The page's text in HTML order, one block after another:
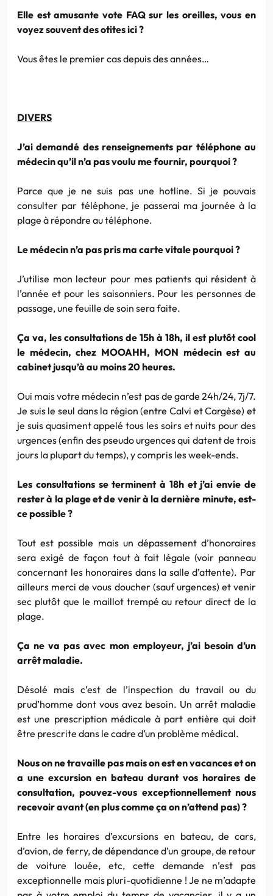
Elle est amusante vote FAQ sur les oreilles, vous en
voyez souvent des otites ici ?
Vous êtes le premier cas depuis des années…
DIVERS
J’ai demandé des renseignements par téléphone au
médecin qu’il n’a pas voulu me fournir, pourquoi ?
Parce que je ne suis pas une hotline. Si je pouvais
consulter par téléphone, je passerai ma journée à la
plage à répondre au téléphone.
Le médecin n’a pas pris ma carte vitale pourquoi ?
J’utilise mon lecteur pour mes patients qui résident à
l’année et pour les saisonniers. Pour les personnes de
passage, une feuille de soin sera faite.
Ça va, les consultations de 15h à 18h, il est plutôt cool
le médecin, chez MOOAHH, MON médecin est au
cabinet jusqu’à au moins 20 heures.
Oui mais votre médecin n’est pas de garde 24h/24, 7j/7.
Je suis le seul dans la région (entre Calvi et Cargèse) et
je suis quasiment appelé tous les soirs et nuits pour des
urgences (enfin des pseudo urgences qui datent de trois
jours la plupart du temps), y compris les week-ends.
Les consultations se terminent à 18h et j’ai envie de
rester à la plage et de venir à la dernière minute, est-
ce possible ?
Tout est possible mais un dépassement d’honoraires
sera exigé de façon tout à fait légale (voir panneau
concernant les honoraires dans la salle d’attente). Par
ailleurs merci de vous doucher (sauf urgences) et venir
sec plutôt que le maillot trempé au retour direct de la
plage.
Ça ne va pas avec mon employeur, j’ai besoin d’un
arrêt maladie.
Désolé mais c’est de l’inspection du travail ou du
prud’homme dont vous avez besoin. Un arrêt maladie
est une prescription médicale à part entière qui doit
être prescrite dans le cadre d’un problème médical.
Nous on ne travaille pas mais on est en vacances et on
a une excursion en bateau durant vos horaires de
consultation, pouvez-vous exceptionnellement nous
recevoir avant (en plus comme ça on n’attend pas) ?
Entre les horaires d’excursions en bateau, de cars,
d’avion, de ferry, de dépendance d’un groupe, de retour
de voiture louée, etc, cette demande n’est pas
exceptionnelle mais pluri-quotidienne ! Je ne m’adapte